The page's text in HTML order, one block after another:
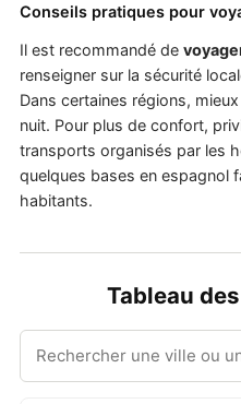
Conseils pratiques pour
Il est recommandé de
renseigner sur la sécurité
Dans certaines régions,
nuit. Pour plus de confort,
transports organisés par les
quelques bases en espagnol
habitants.
Tableau